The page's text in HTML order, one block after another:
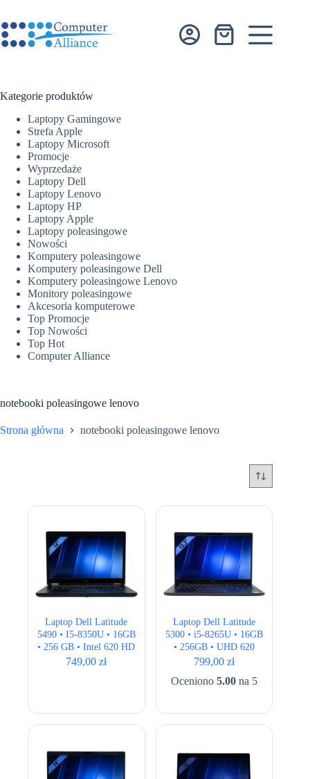
treści
Koszyk
notebooki poleasingowe lenovo
Strona główna notebooki poleasingowe lenovo
Laptop Dell Latitude
5490 • I5-8350U • 16GB
• 256 GB • Intel 620 HD
• 14.1″ HD
749,00zł
Laptop Dell Latitude
5300 • i5-8265U • 16GB
• 256GB • UHD 620
•13.3″ Full HD
799,00 zł
Oceniono 5.00na 5
Kategorie produktów
Laptopy Gamingowe
Strefa Apple
Laptopy Microsoft
Promocje
Wyprzedaże
Laptopy Dell
Laptopy Lenovo
Laptopy HP
Laptopy Apple
Laptopy poleasingowe
Nowości
Komputery poleasingowe
Komputery poleasingowe Dell
Komputery poleasingowe Lenovo
Monitory poleasingowe
Akcesoria komputerowe
Top Promocje
Top Nowości
Top Hot
Computer Alliance